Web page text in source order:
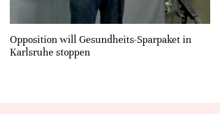
Opposition will Gesundheits-Sparpaket in
Karlsruhe stoppen